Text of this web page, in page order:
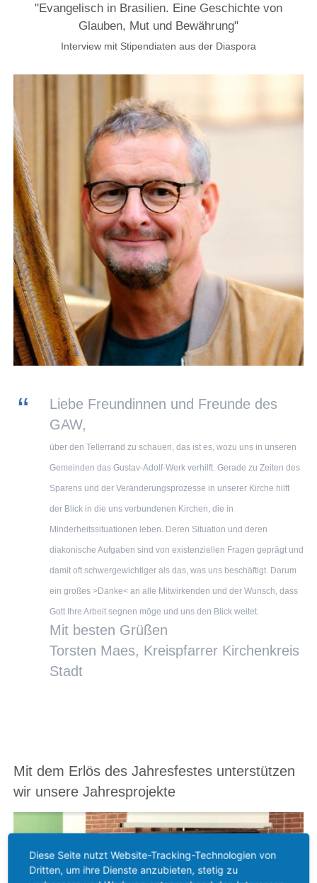
"Evangelisch in Brasilien. Eine Geschichte von
Glauben, Mut und Bewährung"
Interview mit Stipendiaten aus der Diaspora
Liebe Freundinnen und Freunde des
GAW,
über den Tellerrand zu schauen, das ist es, wozu uns in unseren
Gemeinden das Gustav-Adolf-Werk verhilft. Gerade zu Zeiten des
Sparens und der Veränderungsprozesse in unserer Kirche hilft
der Blick in die uns verbundenen Kirchen, die in
Minderheitssituationen leben. Deren Situation und deren
diakonische Aufgaben sind von existenziellen Fragen geprägt und
damit oft schwergewichtiger als das, was uns beschäftigt. Darum
ein großes >Danke< an alle Mitwirkenden und der Wunsch, dass
Gott Ihre Arbeit segnen möge und uns den Blick weitet.
Mit besten Grüßen
Torsten Maes, Kreispfarrer Kirchenkreis
Stadt
Mit dem Erlös des Jahresfestes unterstützen
wir unsere Jahresprojekte
Diese Seite nutzt Website-Tracking-Technologien von
Dritten, um ihre Dienste anzubieten, stetig zu